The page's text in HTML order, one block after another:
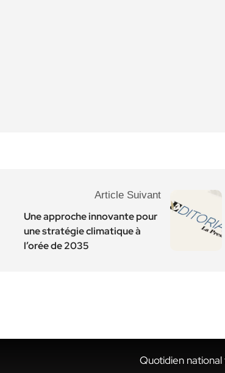
Article Suivant
Une approche innovante pour
une stratégie climatique à
l’orée de 2035
Quotidien